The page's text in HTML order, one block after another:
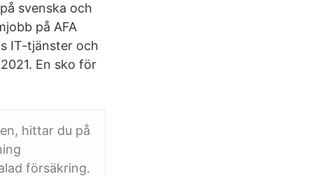
svenska och
på AFA
IT-tjänster och
En sko för
hittar du på
försäkring.